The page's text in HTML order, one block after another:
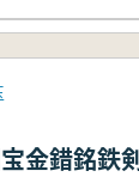
金錯銘鉄